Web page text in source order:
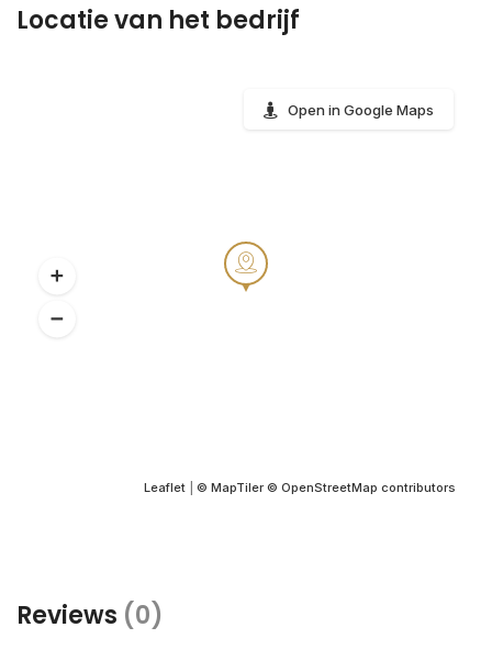
Locatie van het bedrijf
Leaflet © MapTiler © OpenStreetMap contributors
Open in Google Maps
Reviews (0)